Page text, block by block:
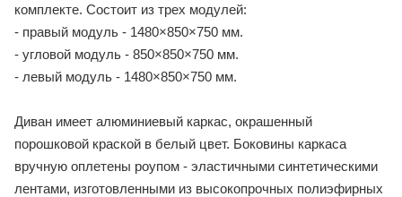
комплекте. Состоит из трех модулей:
- правый модуль - 1480×850×750 мм.
- угловой модуль - 850×850×750 мм.
- левый модуль - 1480×850×750 мм.
Диван имеет алюминиевый каркас, окрашенный
порошковой краской в белый цвет. Боковины каркаса
вручную оплетены роупом - эластичными синтетическими
лентами, изготовленными из высокопрочных полиэфирных